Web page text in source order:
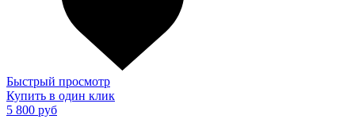
Быстрый просмотр
Купить в один клик
5 800 руб